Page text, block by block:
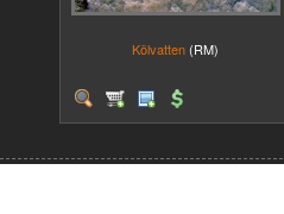
Kölvatten (RM)